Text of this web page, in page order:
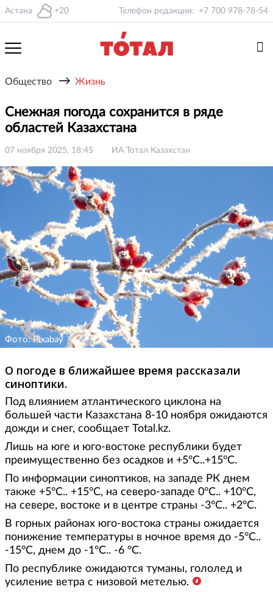
Астана +20 Телефон редакции: +7 700 978-78-54
Общество → Жизнь
Снежная погода сохранится в ряде
областей Казахстана
07 ноября 2025, 18:45 ИА Тотал Казахстан
Фото: Pixabay
О погоде в ближайшее время рассказали
синоптики.
Под влиянием атлантического циклона на
большей части Казахстана 8-10 ноября ожидаются
дожди и снег, сообщает Total.kz.
Лишь на юге и юго-востоке республики будет
преимущественно без осадков и +5°С..+15°С.
По информации синоптиков, на западе РК днем
также +5°С.. +15°С, на северо-западе 0°С.. +10°С,
на севере, востоке и в центре страны -3°С.. +2°С.
В горных районах юго-востока страны ожидается
понижение температуры в ночное время до -5°С..
-15°С, днем до -1°С.. -6 °С.
По республике ожидаются туманы, гололед и
усиление ветра с низовой метелью.